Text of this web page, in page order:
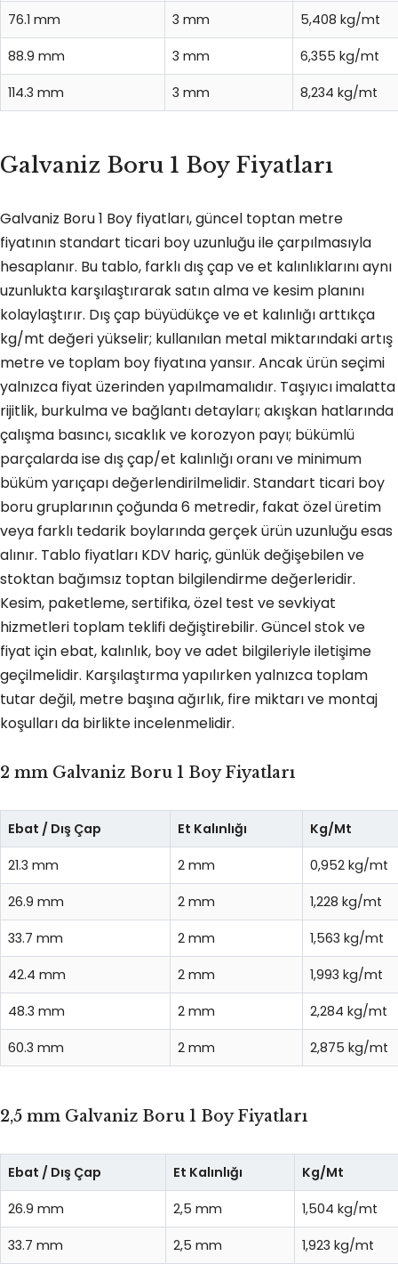
76.1 mm 3 mm 5,408 kg/mt
88.9 mm 3 mm 6,355 kg/mt
114.3 mm 3 mm 8,234 kg/mt
Galvaniz Boru 1 Boy Fiyatları
Galvaniz Boru 1 Boy fiyatları, güncel toptan metre
fiyatının standart ticari boy uzunluğu ile çarpılmasıyla
hesaplanır. Bu tablo, farklı dış çap ve et kalınlıklarını aynı
uzunlukta karşılaştırarak satın alma ve kesim planını
kolaylaştırır. Dış çap büyüdükçe ve et kalınlığı arttıkça
kg/mt değeri yükselir; kullanılan metal miktarındaki artış
metre ve toplam boy fiyatına yansır. Ancak ürün seçimi
yalnızca fiyat üzerinden yapılmamalıdır. Taşıyıcı imalatta
rijitlik, burkulma ve bağlantı detayları; akışkan hatlarında
çalışma basıncı, sıcaklık ve korozyon payı; bükümlü
parçalarda ise dış çap/et kalınlığı oranı ve minimum
büküm yarıçapı değerlendirilmelidir. Standart ticari boy
boru gruplarının çoğunda 6 metredir, fakat özel üretim
veya farklı tedarik boylarında gerçek ürün uzunluğu esas
alınır. Tablo fiyatları KDV hariç, günlük değişebilen ve
stoktan bağımsız toptan bilgilendirme değerleridir.
Kesim, paketleme, sertifika, özel test ve sevkiyat
hizmetleri toplam teklifi değiştirebilir. Güncel stok ve
fiyat için ebat, kalınlık, boy ve adet bilgileriyle iletişime
geçilmelidir. Karşılaştırma yapılırken yalnızca toplam
tutar değil, metre başına ağırlık, fire miktarı ve montaj
koşulları da birlikte incelenmelidir.
2 mm Galvaniz Boru 1 Boy Fiyatları
Ebat / Dış Çap Et Kalınlığı Kg/Mt
21.3 mm 2 mm 0,952 kg/mt
26.9 mm 2 mm 1,228 kg/mt
33.7 mm 2 mm 1,563 kg/mt
42.4 mm 2 mm 1,993 kg/mt
48.3 mm 2 mm 2,284 kg/mt
60.3 mm 2 mm 2,875 kg/mt
2,5 mm Galvaniz Boru 1 Boy Fiyatları
Ebat / Dış Çap Et Kalınlığı Kg/Mt
26.9 mm 2,5 mm 1,504 kg/mt
33.7 mm 2,5 mm 1,923 kg/mt